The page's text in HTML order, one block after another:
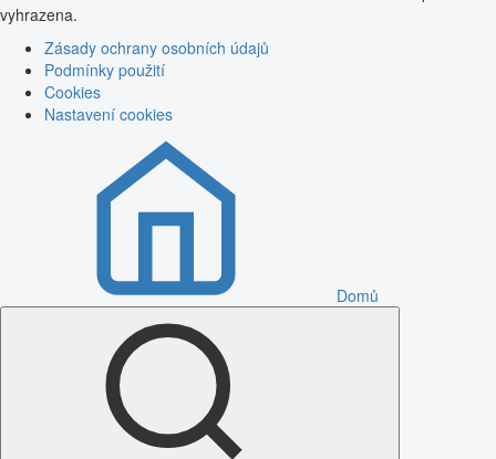
vyhrazena.
Zásady ochrany osobních údajů
Podmínky použití
Cookies
Nastavení cookies
Domů